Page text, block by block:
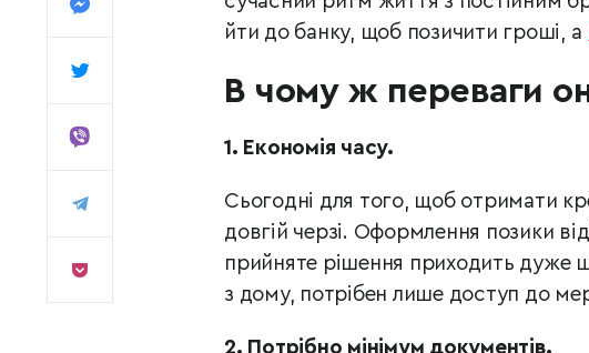
йти до банку, щоб позичити гроші, а
В чому ж переваги
1. Економія часу.
Сьогодні для того, щоб отримати
довгій черзі. Оформлення позики
прийняте рішення приходить
з дому, потрібен лише доступ до
2. Потрібно мінімум документів.